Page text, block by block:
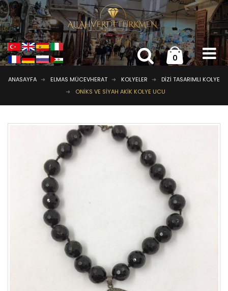
0
ANASAYFA ELMAS MÜCEVHERAT KOLYELER
DIZI TASARIMLI KOLYE
ONIKS VE SIYAH AKIK KOLYE UCU